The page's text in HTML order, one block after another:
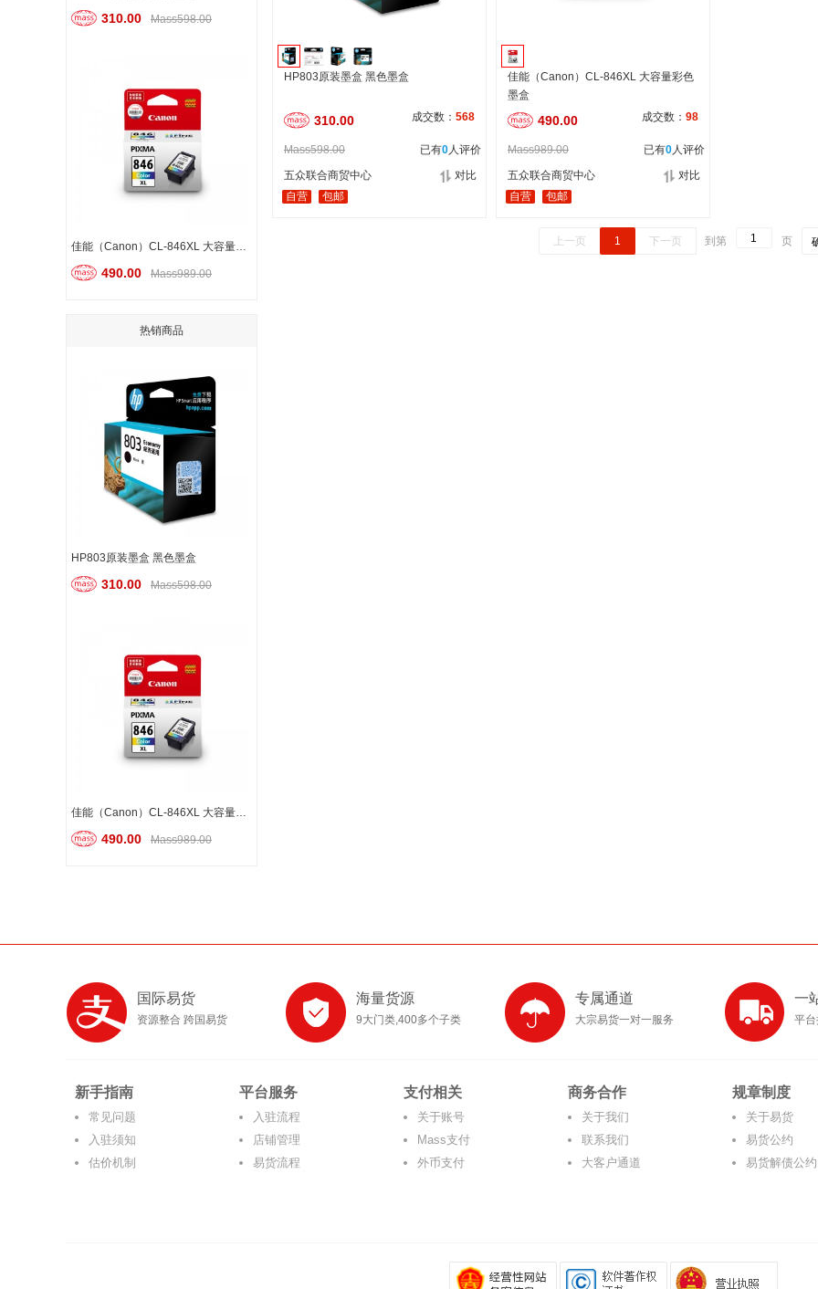
310.00 Mass598.00
佳能（Canon）CL-846XL 大容量彩色墨盒
490.00 Mass989.00
热销商品
HP803原装墨盒 黑色墨盒
310.00 Mass598.00
佳能（Canon）CL-846XL 大容量彩色墨盒
490.00 Mass989.00
HP803原装墨盒 黑色墨盒
310.00 成交数： 568
Mass598.00 已有0人评价
五众联合商贸中心
对比
自营
包邮
佳能（Canon）CL-846XL 大容量彩色
墨盒
490.00 成交数： 98
Mass989.00 已有0人评价
五众联合商贸中心
对比
自营
包邮
上一页 1 下一页 到第 页
国际易货
资源整合 跨国易货
海量货源
9大门类,400多个子类
专属通道
大宗易货一对一服务
一
平
新手指南
常见问题
入驻须知
估价机制
平台服务
入驻流程
店铺管理
易货流程
支付相关
关于账号
Mass支付
外币支付
商务合作
关于我们
联系我们
大客户通道
规章制度
关于易货
易货公约
易货解债公约